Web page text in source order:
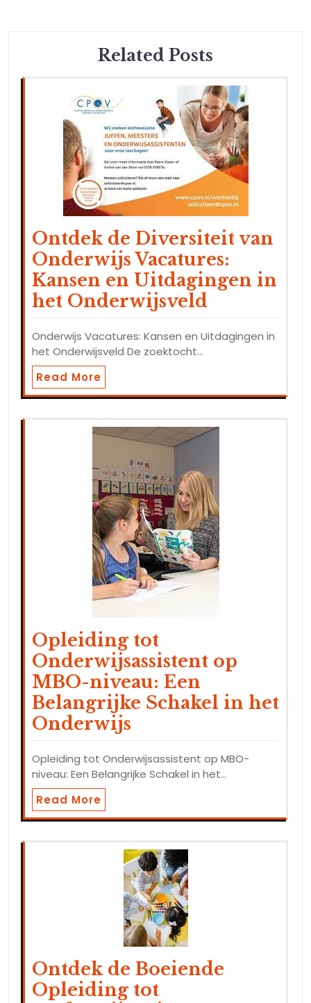
Related Posts
Ontdek de Diversiteit van
Onderwijs Vacatures:
Kansen en Uitdagingen in
het Onderwijsveld
Onderwijs Vacatures: Kansen en Uitdagingen in
het Onderwijsveld De zoektocht…
Read More
Opleiding tot
Onderwijsassistent op
MBO-niveau: Een
Belangrijke Schakel in het
Onderwijs
Opleiding tot Onderwijsassistent op MBO-
niveau: Een Belangrijke Schakel in het…
Read More
Ontdek de Boeiende
Opleiding tot